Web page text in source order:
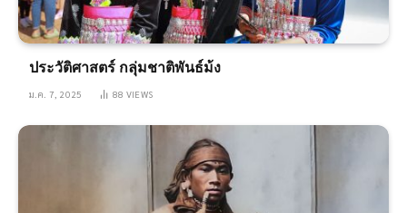
ประวัติศาสตร์ กลุ่มชาติพันธ์ม้ง
ม.ค. 7, 2025 88 VIEWS